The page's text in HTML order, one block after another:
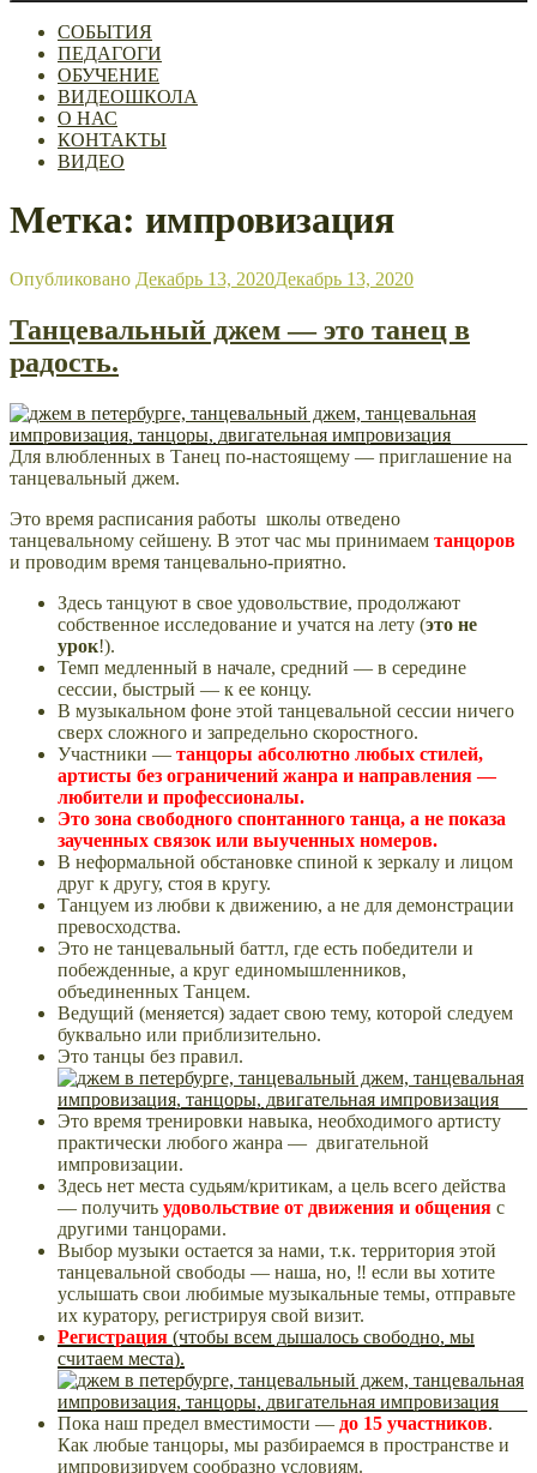
СОБЫТИЯ
ПЕДАГОГИ
ОБУЧЕНИЕ
ВИДЕОШКОЛА
О НАС
КОНТАКТЫ
ВИДЕО
Метка: импровизация
Опубликовано Декабрь 13, 2020Декабрь 13, 2020
Танцевальный джем — это танец в
радость.
Для влюбленных в Танец по-настоящему — приглашение на
танцевальный джем.
Это время расписания работы школы отведено
танцевальному сейшену. В этот час мы принимаем танцоров
и проводим время танцевально-приятно.
Здесь танцуют в свое удовольствие, продолжают
собственное исследование и учатся на лету (это не
урок!).
Темп медленный в начале, средний — в середине
сессии, быстрый — к ее концу.
В музыкальном фоне этой танцевальной сессии ничего
сверх сложного и запредельно скоростного.
Участники — танцоры абсолютно любых стилей,
артисты без ограничений жанра и направления —
любители и профессионалы.
Это зона свободного спонтанного танца, а не показа
заученных связок или выученных номеров.
В неформальной обстановке спиной к зеркалу и лицом
друг к другу, стоя в кругу.
Танцуем из любви к движению, а не для демонстрации
превосходства.
Это не танцевальный баттл, где есть победители и
побежденные, а круг единомышленников,
объединенных Танцем.
Ведущий (меняется) задает свою тему, которой следуем
буквально или приблизительно.
Это танцы без правил.
Это время тренировки навыка, необходимого артисту
практически любого жанра — двигательной
импровизации.
Здесь нет места судьям/критикам, а цель всего действа
— получить удовольствие от движения и общения с
другими танцорами.
Выбор музыки остается за нами, т.к. территория этой
танцевальной свободы — наша, но, ‼ если вы хотите
услышать свои любимые музыкальные темы, отправьте
их куратору, регистрируя свой визит.
Регистрация (чтобы всем дышалось свободно, мы
считаем места).
Пока наш предел вместимости — до 15 участников.
Как любые танцоры, мы разбираемся в пространстве и
импровизируем сообразно условиям.